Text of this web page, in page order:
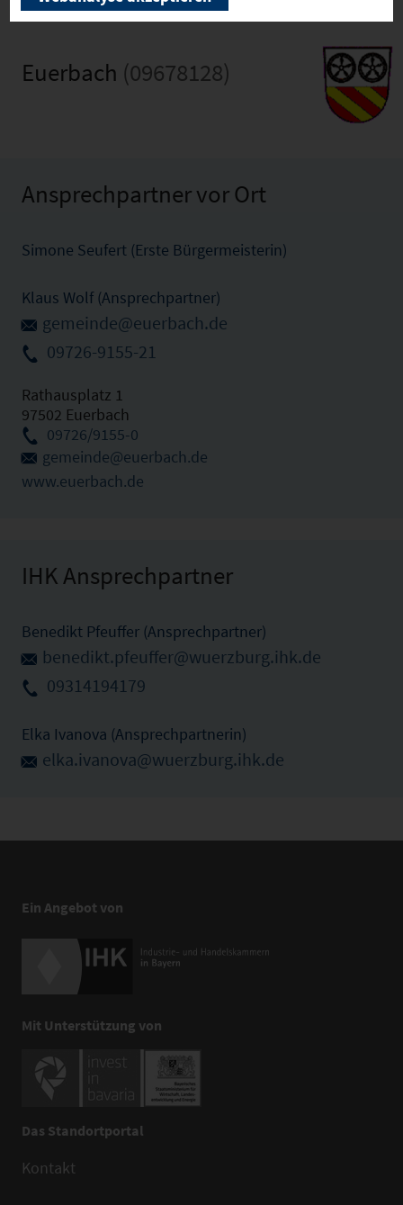
Euerbach (09678128)
Ansprechpartner vor Ort
Simone Seufert (Erste Bürgermeisterin)
Klaus Wolf (Ansprechpartner)
gemeinde@euerbach.de
09726-9155-21
Rathausplatz 1
97502 Euerbach
09726/9155-0
gemeinde@euerbach.de
www.euerbach.de
IHK Ansprechpartner
Benedikt Pfeuffer (Ansprechpartner)
benedikt.pfeuffer@wuerzburg.ihk.de
09314194179
Elka Ivanova (Ansprechpartnerin)
elka.ivanova@wuerzburg.ihk.de
Ein Angebot von
Mit Unterstützung von
Das Standortportal
Kontakt